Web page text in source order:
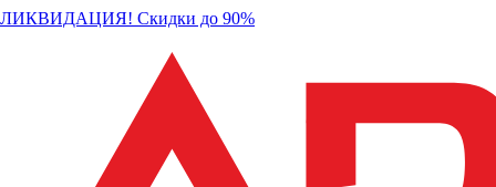
ЛИКВИДАЦИЯ! Скидки до 90%